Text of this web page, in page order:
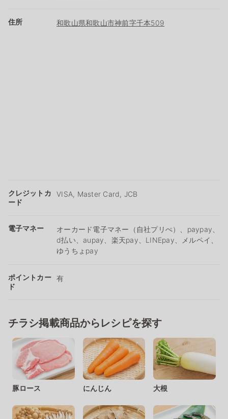
住所 和歌山県和歌山市神前字千本509
クレジットカ
ード
VISA, Master Card, JCB
電子マネー
オーカード電子マネー（自社プリぺ）、paypay、
d払い、aupay、楽天pay、LINEpay、メルペイ、
ゆうちょpay
ポイントカー
ド
有
チラシ掲載商品からレシピを探す
豚ロース にんじん 大根